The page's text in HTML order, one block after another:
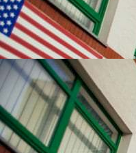
УНІВЕРСИТЕТИ, ЯКІ